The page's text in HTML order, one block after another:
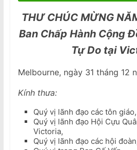
THƯ CHÚC MỪNG
Ban Chấp Hành Cộng
Tự Do tại
Melbourne, ngày 31 tháng 12
Kính thưa:
Quý vị lãnh đạo các tôn giáo,
Quý vị lãnh đạo Hội Cựu
Victoria,
Quý vị lãnh đạo các hội